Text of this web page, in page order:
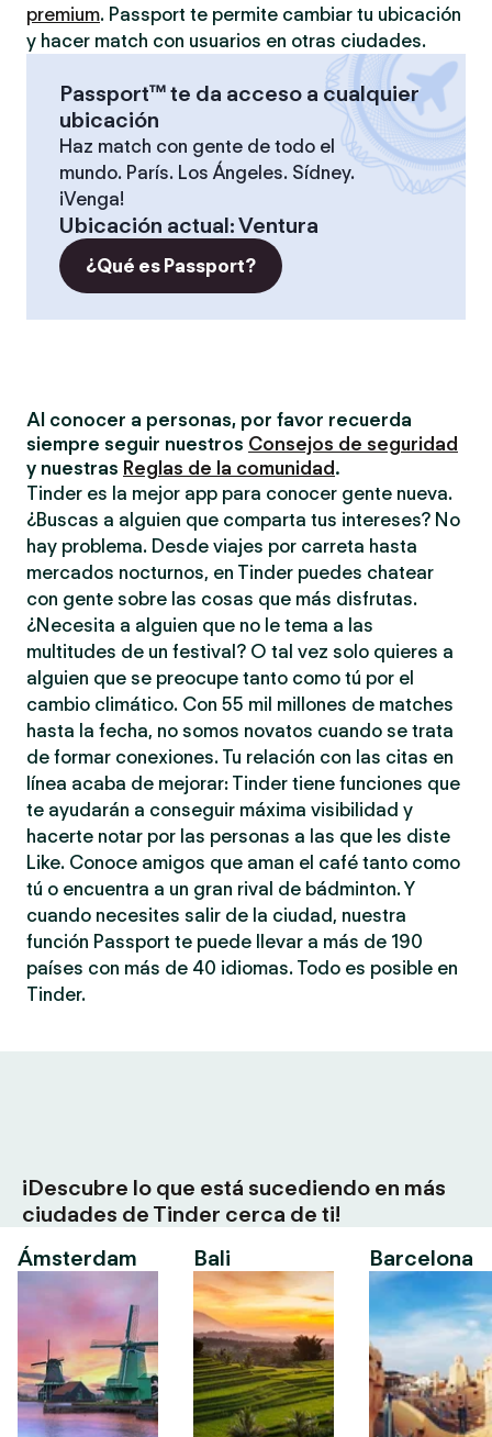
premium. Passport te permite cambiar tu ubicación
y hacer match con usuarios en otras ciudades.
Passport™ te da acceso a cualquier
ubicación
Haz match con gente de todo el
mundo. París. Los Ángeles. Sídney.
¡Venga!
Ubicación actual:Ventura
¿Qué es Passport?
Al conocer a personas, por favor recuerda
siempre seguir nuestros Consejos de seguridad
y nuestras Reglas de la comunidad .
Tinder es la mejor app para conocer gente nueva.
¿Buscas a alguien que comparta tus intereses? No
hay problema. Desde viajes por carreta hasta
mercados nocturnos, en Tinder puedes chatear
con gente sobre las cosas que más disfrutas.
¿Necesita a alguien que no le tema a las
multitudes de un festival? O tal vez solo quieres a
alguien que se preocupe tanto como tú por el
cambio climático. Con 55 mil millones de matches
hasta la fecha, no somos novatos cuando se trata
de formar conexiones. Tu relación con las citas en
línea acaba de mejorar: Tinder tiene funciones que
te ayudarán a conseguir máxima visibilidad y
hacerte notar por las personas a las que les diste
Like. Conoce amigos que aman el café tanto como
tú o encuentra a un gran rival de bádminton. Y
cuando necesites salir de la ciudad, nuestra
función Passport te puede llevar a más de 190
países con más de 40 idiomas. Todo es posible en
Tinder.
¡Descubre lo que está sucediendo en más
ciudades de Tinder cerca de ti!
Ámsterdam
Bali Barcelona